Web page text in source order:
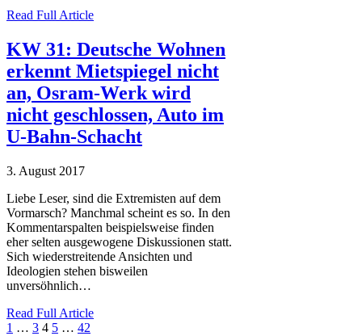
Read Full Article
KW 31: Deutsche Wohnen
erkennt Mietspiegel nicht
an, Osram-Werk wird
nicht geschlossen, Auto im
U-Bahn-Schacht
3. August 2017
Liebe Leser, sind die Extremisten auf dem
Vormarsch? Manchmal scheint es so. In den
Kommentarspalten beispielsweise finden
eher selten ausgewogene Diskussionen statt.
Sich wiederstreitende Ansichten und
Ideologien stehen bisweilen
unversöhnlich…
Read Full Article
1 … 3 4 5 … 42